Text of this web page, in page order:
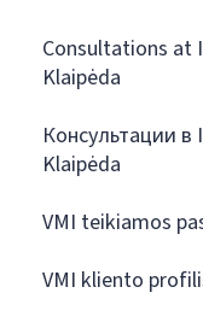
Consultations at
Klaipėda
Консультации
Klaipėda
VMI teikiamos
VMI kliento